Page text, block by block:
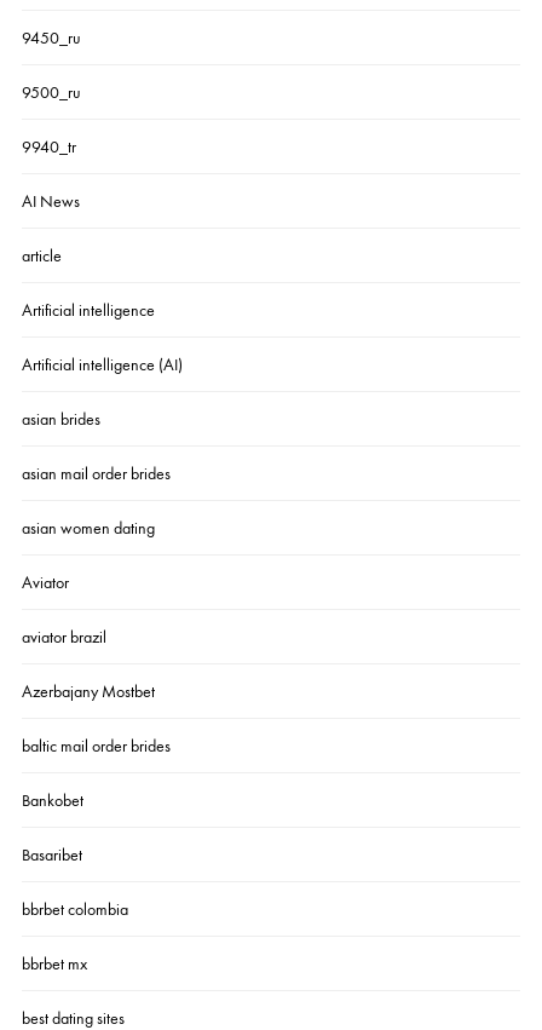
9450_ru
9500_ru
9940_tr
AI News
article
Artificial intelligence
Artificial intelligence (AI)
asian brides
asian mail order brides
asian women dating
Aviator
aviator brazil
Azerbajany Mostbet
baltic mail order brides
Bankobet
Basaribet
bbrbet colombia
bbrbet mx
best dating sites